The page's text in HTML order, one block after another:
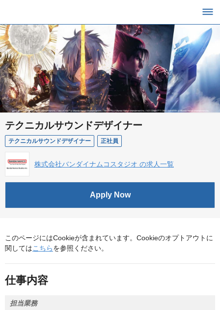
テクニカルサウンドデザイナー
テクニカルサウンドデザイナー 正社員
株式会社バンダイナムコスタジオ の求人一覧
Apply Now
このページにはCookieが含まれています。Cookieのオプトアウトに
関してはこちらを参照ください。
仕事内容
担当業務